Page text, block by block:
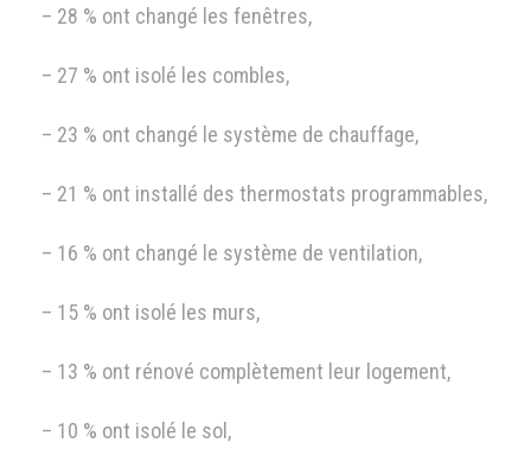
– 28 % ont changé les fenêtres,
– 27 % ont isolé les combles,
– 23 % ont changé le système de chauffage,
– 21 % ont installé des thermostats programmables,
– 16 % ont changé le système de ventilation,
– 15 % ont isolé les murs,
– 13 % ont rénové complètement leur logement,
– 10 % ont isolé le sol,